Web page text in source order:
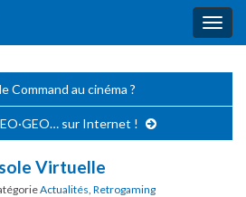
Command au cinéma ?
sur Internet !
Virtuelle
Actualités, Retrogaming